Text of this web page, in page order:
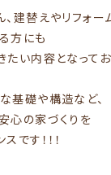
建替えやリフォー
方にも
たい内容となって
基礎や構造など、
心の家づくりを
です！！！